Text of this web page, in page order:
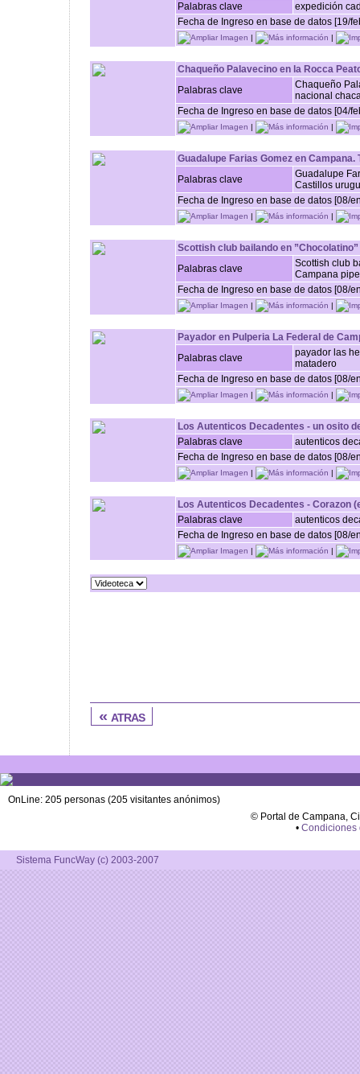
Palabras clave
expedición
Fecha de Ingreso en base de datos [19/
Ampliar Imagen | Más información |
Chaqueño Palavecino en la Rocca
Palabras clave
Chaqueño
nacional
Fecha de Ingreso en base de datos [04/
Ampliar Imagen | Más información |
Guadalupe Farias Gomez en Campana.
Palabras clave
Guadalupe
Castillos
Fecha de Ingreso en base de datos [08/
Ampliar Imagen | Más información |
Scottish club bailando en
Palabras clave
Scottish club
Campana
Fecha de Ingreso en base de datos [08/
Ampliar Imagen | Más información |
Payador en Pulperia La Federal de
Palabras clave
payador las
matadero
Fecha de Ingreso en base de datos [08/
Ampliar Imagen | Más información |
Los Autenticos Decadentes - un osito
Palabras clave
autenticos
Fecha de Ingreso en base de datos [08/
Ampliar Imagen | Más información |
Los Autenticos Decadentes - Corazon
Palabras clave
autenticos
Fecha de Ingreso en base de datos [08/
Ampliar Imagen | Más información |
« atras
OnLine: 205 personas (205 visitantes anónimos)
© Portal de Campana,
• Condiciones
Sistema FuncWay (c) 2003-2007